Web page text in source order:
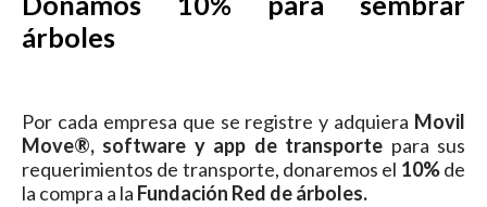
árboles
Por cada empresa que se registre y adquiera Movil
Move®, software y app de transporte para sus
requerimientos de transporte, donaremos el 10%de
la compra a la Fundación Red de árboles.